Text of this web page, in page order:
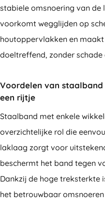
stabiele omsnoering van de
voorkomt wegglijden op
houtoppervlakken en
doeltreffend, zonder
Voordelen van
een rijtje
Staalband met enkele
overzichtelijke rol die
laklaag zorgt voor
beschermt het band tegen
Dankzij de hoge treksterkte
het betrouwbaar